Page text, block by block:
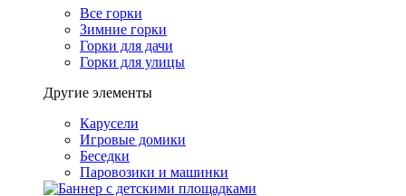
Все горки
Зимние горки
Горки для дачи
Горки для улицы
Другие элементы
Карусели
Игровые домики
Беседки
Паровозики и машинки